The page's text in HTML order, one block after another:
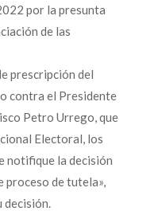
por la presunta
de las
prescripción del
contra el Presidente
Petro Urrego, que
Electoral, los
notifique la decisión
proceso de tutela»,